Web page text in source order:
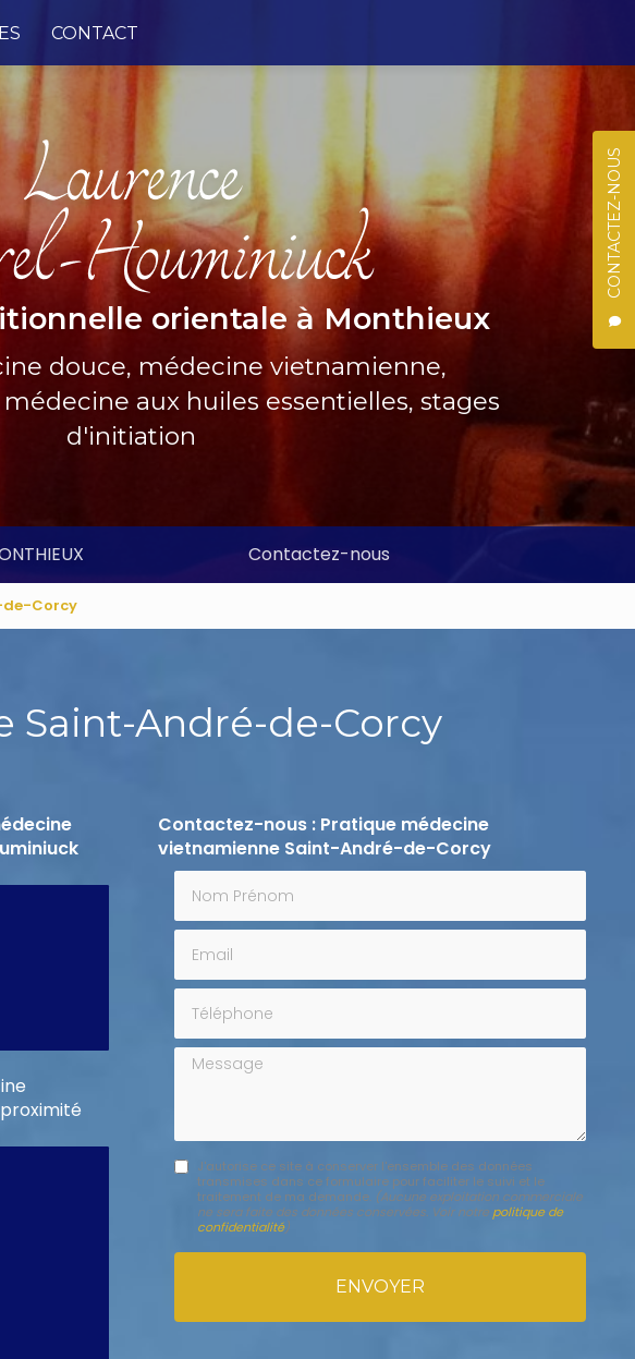
CONTACTEZ-NOUS
CONTACT
orientale à Monthieux
douce, médecine vietnamienne,
aux huiles essentielles, stages
d'initiation
Contactez-nous
de-Corcy
André-de-Corcy
Contactez-nous : Pratique médecine
vietnamienne Saint-André-de-Corcy
Nom Prénom
Email
Téléphone
Message
J'autorise ce site à conserver l'ensemble des données
transmises dans ce formulaire pour faciliter le suivi et le
traitement de ma demande. (Aucune exploitation commerciale
ne sera faite des données conservées. Voir notre politique de
confidentialité)